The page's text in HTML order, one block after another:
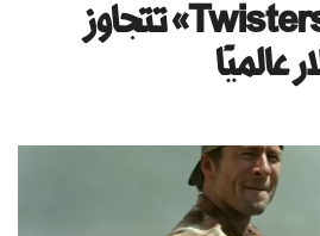
إيرادات فيلم «Twisters» تتجاوز